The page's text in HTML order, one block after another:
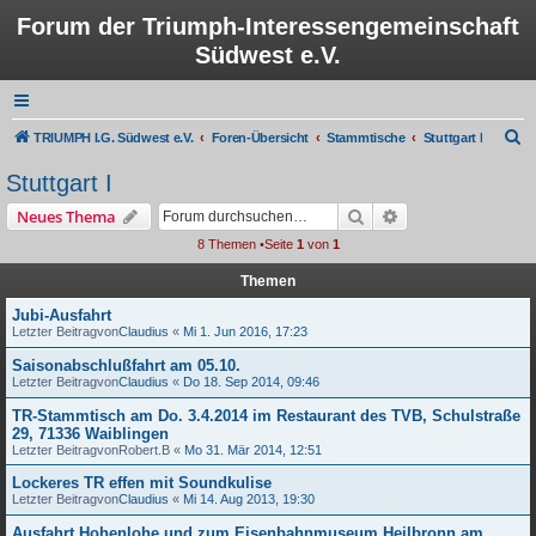
Forum der Triumph-Interessengemeinschaft
Südwest e.V.
TRIUMPH I.G. Südwest e.V. Foren-Übersicht Stammtische Stuttgart I
Stuttgart I
Neues Thema Suche
8 Themen •Seite 1 von 1
Themen
Jubi-Ausfahrt
Letzter BeitragvonClaudius « Mi 1. Jun 2016, 17:23
Saisonabschlußfahrt am 05.10.
Letzter BeitragvonClaudius « Do 18. Sep 2014, 09:46
TR-Stammtisch am Do. 3.4.2014 im Restaurant des TVB, Schulstraße
29, 71336 Waiblingen
Letzter BeitragvonRobert.B « Mo 31. Mär 2014, 12:51
Lockeres TR effen mit Soundkulise
Letzter BeitragvonClaudius « Mi 14. Aug 2013, 19:30